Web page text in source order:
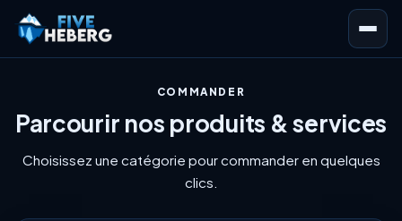
COMMANDER
Parcourir nos produits & services
Choisissez une catégorie pour commander en quelques
clics.